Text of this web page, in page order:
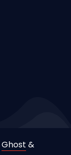
Ghost &